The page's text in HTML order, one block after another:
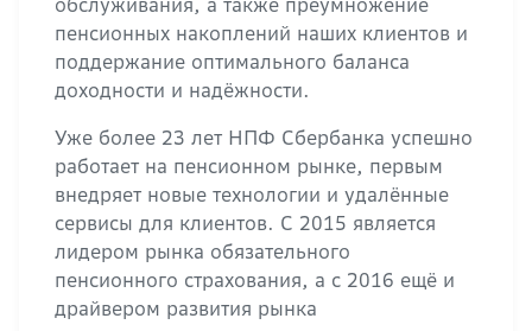
обслуживания, а также преумножение
пенсионных накоплений наших клиентов и
поддержание оптимального баланса
доходности и надёжности.
Уже более 23 лет НПФ Сбербанка успешно
работает на пенсионном рынке, первым
внедряет новые технологии и удалённые
сервисы для клиентов. С 2015 является
лидером рынка обязательного
пенсионного страхования, а c 2016 ещё и
драйвером развития рынка